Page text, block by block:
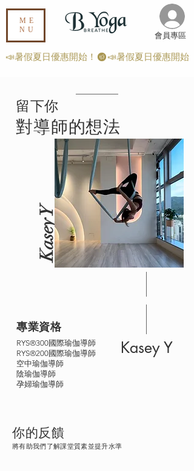
ME
NU
​會員專區
📣暑假夏日優惠開始！
​留下你
對導師的想法
Kasey Y
專業資格
RYS®300國際瑜伽導師
RYS®200國際瑜伽導師
空中瑜伽導師
陰瑜伽導師
孕婦瑜伽導師
Kasey Y
​你的反饋
將有助我們了解課堂質素並提升水準